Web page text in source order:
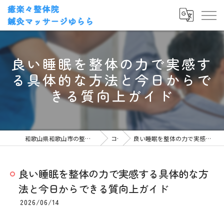
良い睡眠を整体の力で実感す
る具体的な方法と今日からで
きる質向上ガイド
和歌山県和歌山市の整体なら癒楽々整体院・鍼灸マッサージゆらら コラム 良い睡眠を整体の力で実感する具体的な方法と今日からできる質向上ガイド
良い睡眠を整体の力で実感する具体的な方
法と今日からできる質向上ガイド
2026/06/14